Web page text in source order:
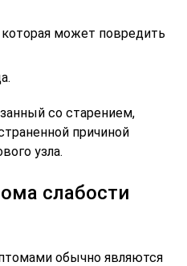
может повредить
со старением,
причиной
узла.
слабости
обычно являются